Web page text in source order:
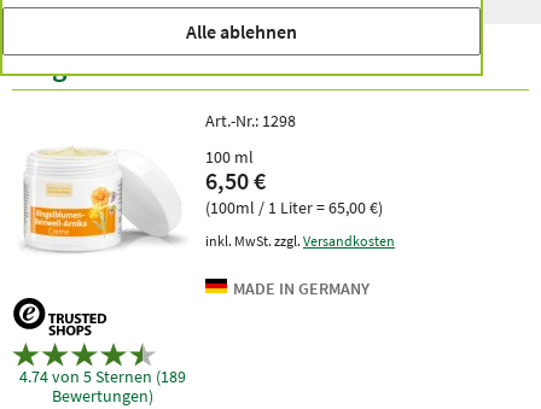
Ringelblumen-Beinwell-Arnika-Creme
4.74 von 5 Sternen (189
Bewertungen)
Art.-Nr.: 1298
100 ml
6,50 €
(100ml / 1 Liter = 65,00 €)
inkl. MwSt. zzgl. Versandkosten
Alle ablehnen